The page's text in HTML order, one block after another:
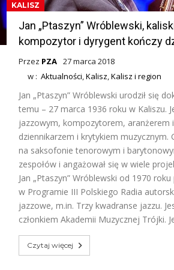
KALISZ
Jan „Ptaszyn” Wróblewski,
kompozytor i dyrygent kończy
Przez PZA 27 marca 2018
w :Aktualności,Kalisz,Kalisz i region
Jan „Ptaszyn” Wróblewski urodził się
temu – 27 marca 1936 roku w Kaliszu.
jazzowym, kompozytorem, aranżerem
dziennikarzem i krytykiem muzycznym.
na saksofonie tenorowym i
zespołów i angażował się w wiele
Jan „Ptaszyn” Wróblewski od 1970 roku
w Programie III Polskiego Radia
jazzowe, m.in. Trzy kwadranse jazzu.
członkiem Akademii Muzycznej Trójki.
Czytaj więcej